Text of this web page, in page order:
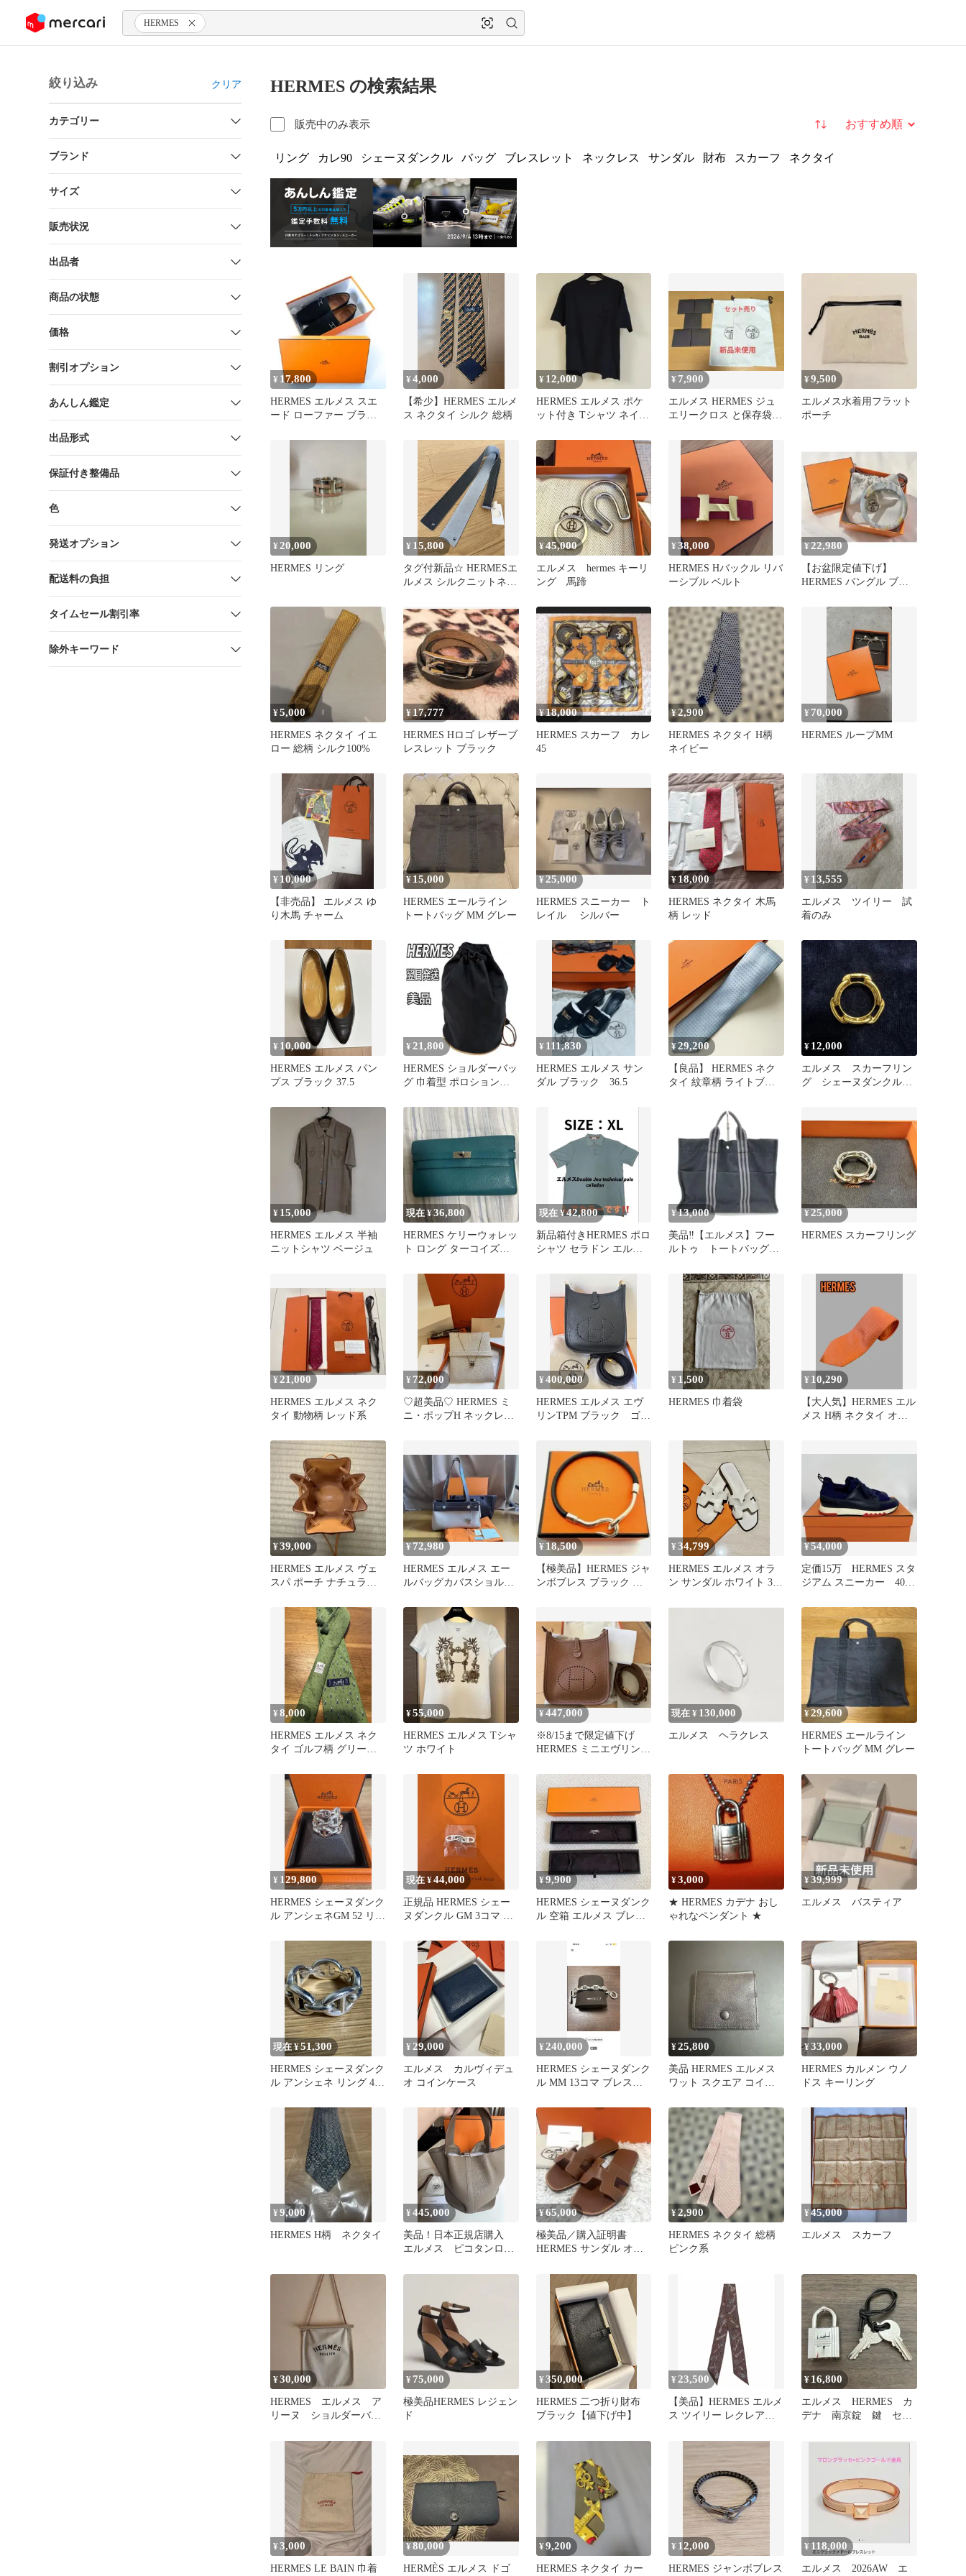
ツにスキップ HERMES
絞り込み クリア
カテゴリー
ブランド
サイズ
販売状況
出品者
商品の状態
価格
割引オプション
あんしん鑑定
出品形式
保証付き整備品
色
発送オプション
配送料の負担
タイムセール割引率
除外キーワード
HERMES の検索結果
販売中のみ表示 並び替え
リング カレ90 シェーヌダンクル バッグ ブレスレット ネックレス サンダル 財布 スカーフ ネクタイ
¥ 17,800
HERMES エルメス スエ
ード ローファー ブラッ
¥4,000
【希少】HERMES エルメ
ス ネクタイ シルク 総柄
¥ 12,000
HERMES エルメス ポケ
ット付き Tシャツ ネイビ
¥ 7,900
エルメス HERMES ジュ
エリークロス と保存袋セ
¥9,500
エルメス水着用フラット
ポーチ
¥ 20,000
HERMES リング
¥ 15,800
タグ付新品☆ HERMESエ
ルメス シルクニットネク
¥45,000
エルメス hermes キーリ
ング 馬蹄
¥38,000
HERMES Hバックル リバ
ーシブル ベルト
¥22,980
【お盆限定値下げ】
HERMES バングル ブレ
¥5,000
HERMES ネクタイ イエ
ロー 総柄 シルク100%
¥ 17,777
HERMES Hロゴ レザーブ
レスレット ブラック
¥ 18,000
HERMES スカーフ カレ
45
¥2,900
HERMES ネクタイ H柄
ネイビー
¥ 70,000
HERMES ループMM
¥ 10,000
【非売品】 エルメス ゆ
り木馬 チャーム
¥ 15,000
HERMES エールライン
トートバッグ MM グレー
¥ 25,000
HERMES スニーカー ト
レイル シルバー
¥ 18,000
HERMES ネクタイ 木馬
柄 レッド
¥ 13,555
エルメス ツイリー 試
着のみ
¥ 10,000
HERMES エルメス パン
プス ブラック 37.5
¥ 21,800
HERMES ショルダーバッ
グ 巾着型 ポロションミ
¥ 111,830
HERMES エルメス サン
ダル ブラック 36.5
¥29,200
【良品】 HERMES ネク
タイ 紋章柄 ライトブル
¥ 12,000
エルメス スカーフリン
グ シェーヌダンクルモ
¥ 15,000
HERMES エルメス 半袖
ニットシャツ ベージュ
現在 ¥36,800
HERMES ケリーウォレッ
ト ロング ターコイズブ
現在 ¥42,800
新品箱付きHERMES ポロ
シャツ セラドン エルメ
¥13,000
美品‼️【エルメス】フー
ルトゥ トートバッグ
¥ 25,000
HERMES スカーフリング
¥ 21,000
HERMES エルメス ネク
タイ 動物柄 レッド系
¥ 72,000
♡超美品♡ HERMES ミ
ニ・ポップH ネックレス
¥400,000
HERMES エルメス エヴ
リンTPM ブラック ゴー
¥ 1,500
HERMES 巾着袋
¥ 10,290
【大人気】HERMES エル
メス H柄 ネクタイ オレ
¥39,000
HERMES エルメス ヴェ
スパ ポーチ ナチュラル
¥72,980
HERMES エルメス エー
ルバッグカバスショルダ
中古
¥ 18,500
【極美品】HERMES ジャ
ンボブレス ブラック シ
¥34,799
HERMES エルメス オラ
ン サンダル ホワイト 36
¥54,000
定価15万 HERMES スタ
ジアム スニーカー 40.5
¥8,000
HERMES エルメス ネク
タイ ゴルフ柄 グリーン
¥55,000
HERMES エルメス Tシャ
ツ ホワイト
¥447,000
※8/15まで限定値下げ
HERMES ミニエヴリン
ルド
現在 ¥ 130,000
エルメス ヘラクレス
¥29,600
HERMES エールライン
トートバッグ MM グレー
¥ 129,800
HERMES シェーヌダンク
ル アンシェネGM 52 リン
現在 ¥44,000
正規品 HERMES シェー
ヌダンクル GM 3コマ 修
¥9,900
HERMES シェーヌダンク
ル 空箱 エルメス ブレス
¥3,000
★ HERMES カデナ おし
ゃれなペンダント ★
¥39,999
エルメス バスティア
現在 ¥51,300
HERMES シェーヌダンク
ル アンシェネ リング 49
¥ 29,000
エルメス カルヴィデュ
オ コインケース
¥ 240,000
HERMES シェーヌダンク
ル MM 13コマ ブレスレ
¥25,800
美品 HERMES エルメス
ワット スクエア コイン
¥33,000
HERMES カルメン ウノ
ドス キーリング
¥9,000
HERMES H柄 ネクタイ
¥445,000
美品！日本正規店購入
エルメス ピコタンロッ
¥65,000
極美品／購入証明書
HERMES サンダル オラ
¥2,900
HERMES ネクタイ 総柄
ピンク系
¥45,000
エルメス スカーフ
¥30,000
HERMES エルメス ア
リーヌ ショルダーバッ
¥ 75,000
極美品HERMES レジェン
ド
¥350,000
HERMES 二つ折り財布
ブラック【値下げ中】
¥23,500
【美品】HERMES エルメ
ス ツイリー レクレアポ
¥ 16,800
エルメス HERMES カ
デナ 南京錠 鍵 セッ
¥3,000
HERMES LE BAIN 巾着
¥80,000
HERMÈS エルメス ドゴ
¥9,200
HERMES ネクタイ カー
¥ 12,000
HERMES ジャンボブレス
¥ 118,000
エルメス 2026AW エ